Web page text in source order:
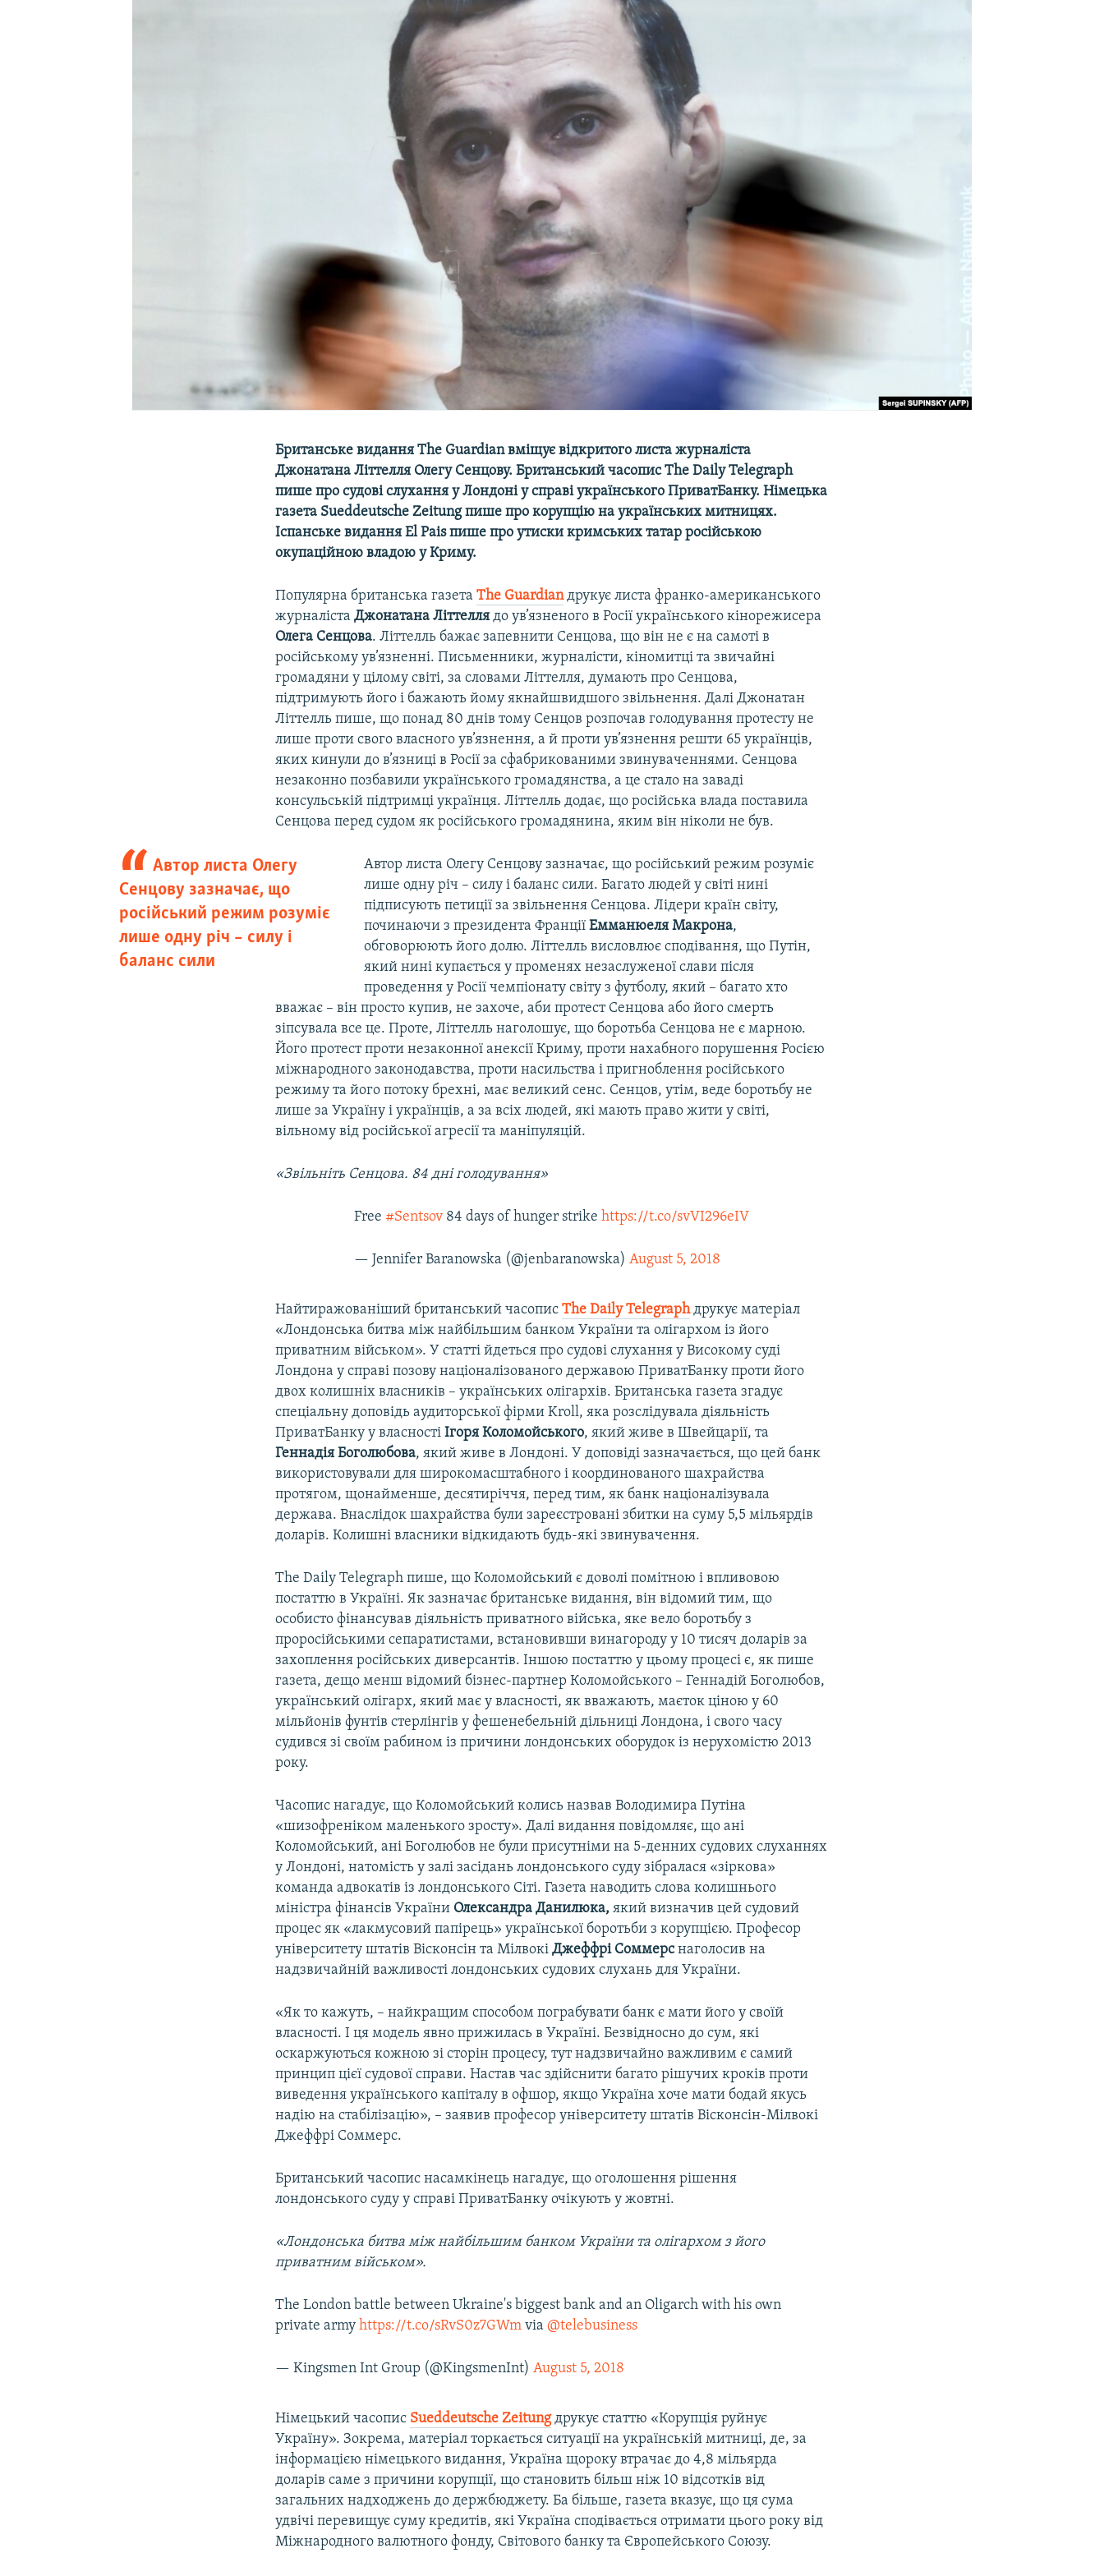
Британське виданняThe Guardian вміщує відкритого листа журналіста
Джонатана Літтелля Олегу Сенцову. Британський часописThe Daily Telegraph
пише про судові слухання у Лондоні у справі українського ПриватБанку. Німецька
газета Sueddeutsche Zeitung пише про корупцію на українських митницях.
Іспанське виданняEl Paisпише про утиски кримських татар російською
окупаційною владою у Криму.
Популярна британська газетаThe Guardianдрукує листа франко-американського
журналістаДжонатана Літтелля до ув’язненого в Росії українського кінорежисера
Олега Сенцова. Літтелль бажає запевнити Сенцова, що він не є на самоті в
російському ув’язненні. Письменники, журналісти, кіномитці та звичайні
громадяни у цілому світі, за словами Літтелля, думають про Сенцова,
підтримують його і бажають йому якнайшвидшого звільнення. Далі Джонатан
Літтелль пише, що понад 80 днів тому Сенцов розпочав голодування протесту не
лише проти свого власного ув’язнення, а й проти ув’язнення решти 65 українців,
яких кинули до в’язниці в Росії за сфабрикованими звинуваченнями. Сенцова
незаконно позбавили українського громадянства, а це стало на заваді
консульській підтримці українця. Літтелль додає, що російська влада поставила
Сенцова перед судом як російського громадянина, яким він ніколи не був.
Автор листа Олегу
Сенцову зазначає, що
російський режим розуміє
лише одну річ – силу і
баланс сили
Автор листа Олегу Сенцову зазначає, що російський режим розуміє
лише одну річ – силу і баланс сили. Багато людей у світі нині
підписують петиції за звільнення Сенцова. Лідери країн світу,
починаючи з президента Франції Емманюеля Макрона,
обговорюють його долю. Літтелль висловлює сподівання, що Путін,
який нині купається у променях незаслуженої слави після
проведення у Росії чемпіонату світу з футболу, який – багато хто
вважає – він просто купив, не захоче, аби протест Сенцова або його смерть
зіпсувала все це. Проте, Літтелль наголошує, що боротьба Сенцова не є марною.
Його протест проти незаконної анексії Криму, проти нахабного порушення Росією
міжнародного законодавства, проти насильства і пригноблення російського
режиму та його потоку брехні, має великий сенс. Сенцов, утім, веде боротьбу не
лише за Україну і українців, а за всіх людей, які мають право жити у світі,
вільному від російської агресії та маніпуляцій.​
«Звільніть Сенцова. 84 дні голодування»
Free #Sentsov 84 days of hunger strikehttps://t.co/svVI296eIV
— Jennifer Baranowska (@jenbaranowska)August 5, 2018
Найтиражованіший британський часописThe Daily Telegraphдрукує матеріал
«Лондонська битва між найбільшим банком України та олігархом із його
приватним військом». У статті йдеться про судові слухання у Високому суді
Лондона у справі позову націоналізованого державою ПриватБанку проти його
двох колишніх власників – українських олігархів. Британська газета згадує
спеціальну доповідь аудиторської фірми Kroll, яка розслідувала діяльність
ПриватБанку у власностіІгоря Коломойського, який живе в Швейцарії, та
Геннадія Боголюбова, який живе в Лондоні. У доповіді зазначається, що цей банк
використовували для широкомасштабного і координованого шахрайства
протягом, щонайменше, десятиріччя, перед тим, як банк націоналізувала
держава. Внаслідок шахрайства були зареєстровані збитки на суму 5,5 мільярдів
доларів. Колишні власники відкидають будь-які звинувачення.
The Daily Telegraph пише, що Коломойський є доволі помітною і впливовою
постаттю в Україні. Як зазначає британське видання, він відомий тим, що
особисто фінансував діяльність приватного війська, яке вело боротьбу з
проросійськими сепаратистами, встановивши винагороду у 10 тисяч доларів за
захоплення російських диверсантів. Іншою постаттю у цьому процесі є, як пише
газета, дещо менш відомий бізнес-партнер Коломойського – Геннадій Боголюбов,
український олігарх, який має у власності, як вважають, маєток ціною у 60
мільйонів фунтів стерлінгів у фешенебельній дільниці Лондона, і свого часу
судився зі своїм рабином із причини лондонських оборудок із нерухомістю 2013
року.
Часопис нагадує, що Коломойський колись назвав Володимира Путіна
«шизофреніком маленького зросту». Далі видання повідомляє, що ані
Коломойський, ані Боголюбов не були присутніми на 5-денних судових слуханнях
у Лондоні, натомість у залі засідань лондонського суду зібралася «зіркова»
команда адвокатів із лондонського Сіті. Газета наводить слова колишнього
міністра фінансів України Олександра Данилюка, який визначив цей судовий
процес як «лакмусовий папірець» української боротьби з корупцією. Професор
університету штатів Вісконсін та МілвокіДжеффрі Соммерснаголосив на
надзвичайній важливості лондонських судових слухань для України.
«Як то кажуть, – найкращим способом пограбувати банк є мати його у своїй
власності. І ця модель явно прижилась в Україні. Безвідносно до сум, які
оскаржуються кожною зі сторін процесу, тут надзвичайно важливим є самий
принцип цієї судової справи. Настав час здійснити багато рішучих кроків проти
виведення українського капіталу в офшор, якщо Україна хоче мати бодай якусь
надію на стабілізацію», – заявив професор університету штатів Вісконсін-Мілвокі
Джеффрі Соммерс.
Британський часопис насамкінець нагадує, що оголошення рішення
лондонського суду у справі ПриватБанку очікують у жовтні.
«Лондонська битва між найбільшим банком України та олігархом з його
приватним військом».
The London battle between Ukraine's biggest bank and an Oligarch with his own
private armyhttps://t.co/sRvS0z7GWm via@telebusiness
— Kingsmen Int Group (@KingsmenInt)August 5, 2018
Німецький часопис Sueddeutsche Zeitungдрукує статтю «Корупція руйнує
Україну». Зокрема, матеріал торкається ситуації на українській митниці, де, за
інформацією німецького видання, Україна щороку втрачає до 4,8 мільярда
доларів саме з причини корупції, що становить більш ніж 10 відсотків від
загальних надходжень до держбюджету. Ба більше, газета вказує, що ця сума
удвічі перевищує суму кредитів, які Україна сподівається отримати цього року від
Міжнародного валютного фонду, Світового банку та Європейського Союзу.